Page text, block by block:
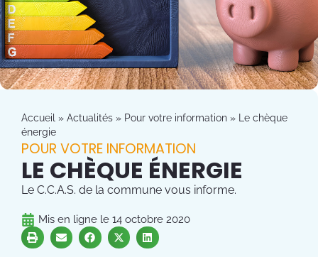
Accueil » Actualités » Pour votre information »
Le chèque
énergie
POUR VOTRE INFORMATION
LE CHÈQUE ÉNERGIE
Le C.C.A.S. de la commune vous informe.
Mis en ligne le 14 octobre 2020